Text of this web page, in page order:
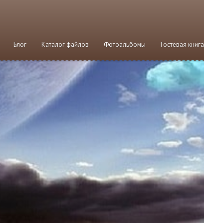
Блог Каталог файлов Фотоальбомы Гостевая книга